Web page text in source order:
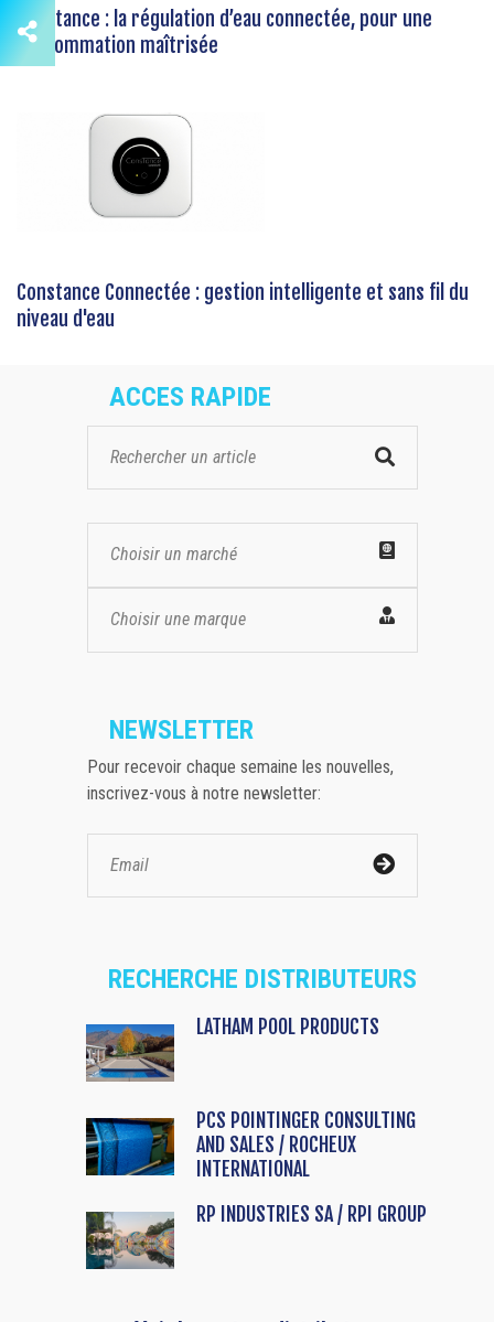
Constance : la régulation d’eau connectée, pour une
consommation maîtrisée
Constance Connectée : gestion intelligente et sans fil du
niveau d'eau
ACCES RAPIDE
Choisir un marché
Choisir une marque
NEWSLETTER
Pour recevoir chaque semaine les nouvelles,
inscrivez-vous à notre newsletter:
RECHERCHE DISTRIBUTEURS
LATHAM POOL PRODUCTS
PCS POINTINGER CONSULTING
AND SALES / ROCHEUX
INTERNATIONAL
RP INDUSTRIES SA / RPI GROUP